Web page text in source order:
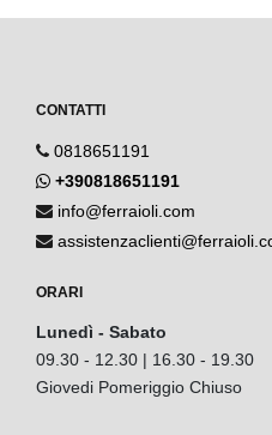
CONTATTI
0818651191
+390818651191
info@ferraioli.com
ORARI
Lunedì - Sabato
09.30 - 12.30 | 16.30 - 19.30
Giovedi Pomeriggio Chiuso